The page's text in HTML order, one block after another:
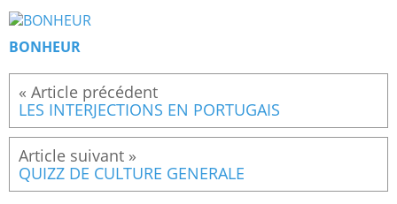
BONHEUR
LES INTERJECTIONS EN PORTUGAIS
QUIZZ DE CULTURE GENERALE